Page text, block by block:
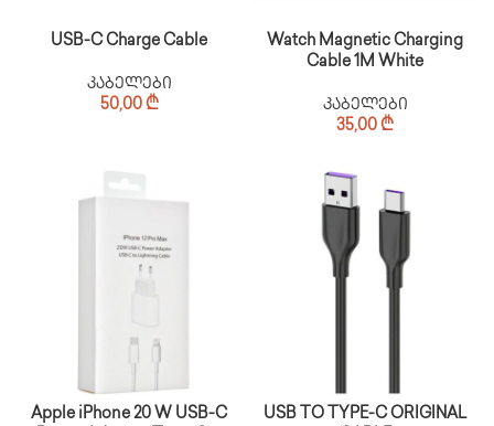
USB-C Charge Cable
კაბელები
50,00 ₾
Watch Magnetic Charging
Cable 1M White
კაბელები
35,00 ₾
Apple iPhone 20 W USB-C
USB TO TYPE-C ORIGINAL